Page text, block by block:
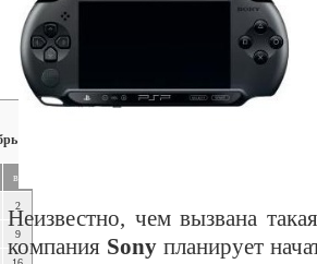
вс
2
9
Неизвестно, чем вызвана
компания Sonyпланирует